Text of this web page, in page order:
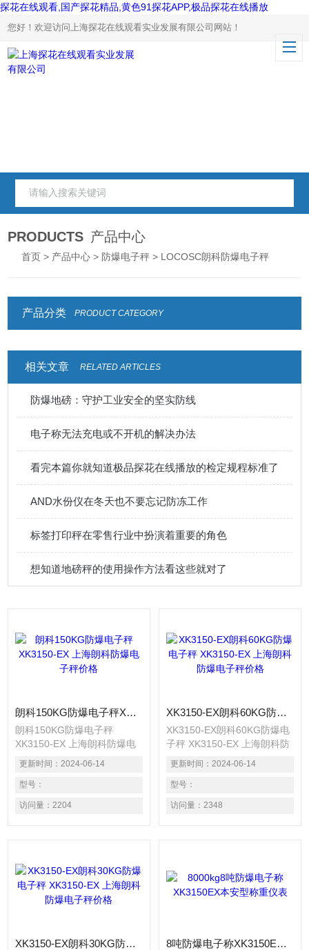
探花在线观看,国产探花精品,黄色91探花APP,极品探花在线播放
您好！欢迎访问上海探花在线观看实业发展有限公司网站！
PRODUCTS 产品中心
首页 > 产品中心 > 防爆电子秤 > LOCOSC朗科防爆电子秤
产品分类 PRODUCT CATEGORY
相关文章 RELATED ARTICLES
防爆地磅：守护工业安全的坚实防线
电子称无法充电或不开机的解决办法
看完本篇你就知道极品探花在线播放的检定规程标准了
AND水份仪在冬天也不要忘记防冻工作
标签打印秤在零售行业中扮演着重要的角色
想知道地磅秤的使用操作方法看这些就对了
朗科150KG防爆电子秤XK3150-EX 上海朗科防爆电子秤价格
朗科150KG防爆电子秤
XK3150-EX 上海朗科防爆电
子秤价格，防爆电子衡器是在
常用电子衡器基础上，采取降
压，限流，隔离，密封以及光
缆通讯等多种技术措施，消灭
或阻断衡器内电气线路中可能
险区域中工作。
更新时间： 2024-06-14
型号：
访问量： 2204
XK3150-EX朗科60KG防爆电子秤 XK3150-EX 上海朗科防爆电子秤价格
XK3150-EX朗科60KG防爆电
子秤 XK3150-EX 上海朗科防
爆电子秤价格 防爆电子衡器
是在常用电子衡器基础上，采
取降压，限流，隔离，密封以
及光缆通讯等多种技术措施，
消灭或阻断衡器内电气线路中
更新时间： 2024-06-14
型号：
访问量： 2348
XK3150-EX朗科30KG防爆电子秤 XK3150-EX 上海朗科防爆电子秤价格 8吨防爆电子称XK3150EX本安型称重仪表